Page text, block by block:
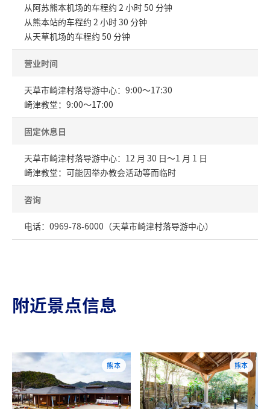
从阿苏熊本机场的车程约 2 小时 50 分钟
从熊本站的车程约 2 小时 30 分钟
从天草机场的车程约 50 分钟
营业时间
天草市崎津村落导游中心：9:00～17:30
崎津教堂：9:00～17:00
固定休息日
天草市崎津村落导游中心：12 月 30 日～1 月 1 日
崎津教堂：可能因举办教会活动等而临时
咨询
电话：0969-78-6000（天草市崎津村落导游中心）
附近景点信息
熊本 熊本